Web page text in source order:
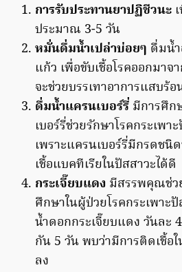
การรับประทานยาปฏิชีวนะ
ประมาณ 3-5 วัน
หมั่นดื่มน้ำเปล่าบ่อยๆ ดื่มน้
แก้ว เพื่อขับเชื้อโรคออกมาจ
จะช่วยบรรเทาอาการแสบร้
ดื่มน้ำแครนเบอร์รี่ มีการศึก
เบอร์รี่ช่วยรักษาโรคกระเพา
เพราะแครนเบอร์รี่มีกรด
เชื้อแบคทีเรียในปัสสาวะได้ดี
กระเจี๊ยบแดง มีสรรพคุณช่ว
ศึกษาในผู้ป่วยโรคกระเพาะ
น้ำดอกกระเจี๊ยบแดง วันละ
กัน 5 วัน พบว่ามีการติดเชื้อ
ลง